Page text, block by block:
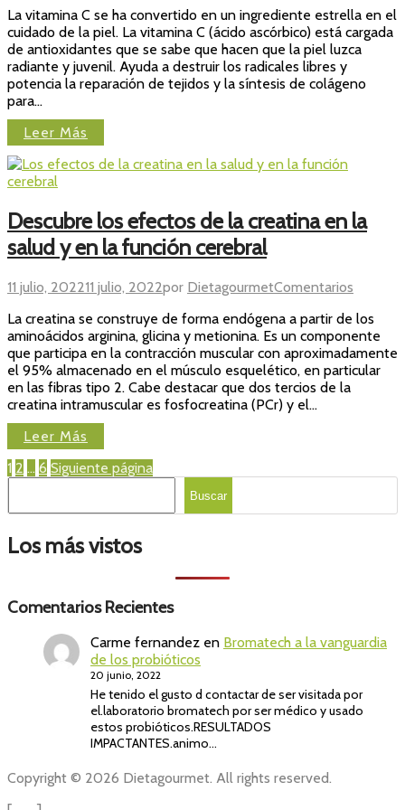
razones
por
las
que
la
buena
para
La vitamina C se ha convertido en un ingrediente estrella en el
cuidado de la piel. La vitamina C (ácido ascórbico) está cargada
de antioxidantes que se sabe que hacen que la piel luzca
radiante y juvenil. Ayuda a destruir los radicales libres y
potencia la reparación de tejidos y la síntesis de colágeno
para…
Leer Más
Descubre los efectos de la creatina en la
salud y en la función cerebral
11 julio, 202211 julio, 2022por DietagourmetComentarios
los
efectos
de
la
en
función
La creatina se construye de forma endógena a partir de los
aminoácidos arginina, glicina y metionina. Es un componente
que participa en la contracción muscular con aproximadamente
el 95% almacenado en el músculo esquelético, en particular
en las fibras tipo 2. Cabe destacar que dos tercios de la
creatina intramuscular es fosfocreatina (PCr) y el…
Leer Más
Paginación
Page
1 Page
2 … Page
6 Siguiente página
Buscar
Buscar
Los más vistos
Comentarios Recientes
Carme fernandez en Bromatech a la vanguardia
de los probióticos
20 junio, 2022
He tenido el gusto d contactar de ser visitada por
el.laboratorio bromatech por ser médico y usado
estos probióticos.RESULTADOS
IMPACTANTES.animo…
Copyright © 2026 Dietagourmet. All rights reserved.